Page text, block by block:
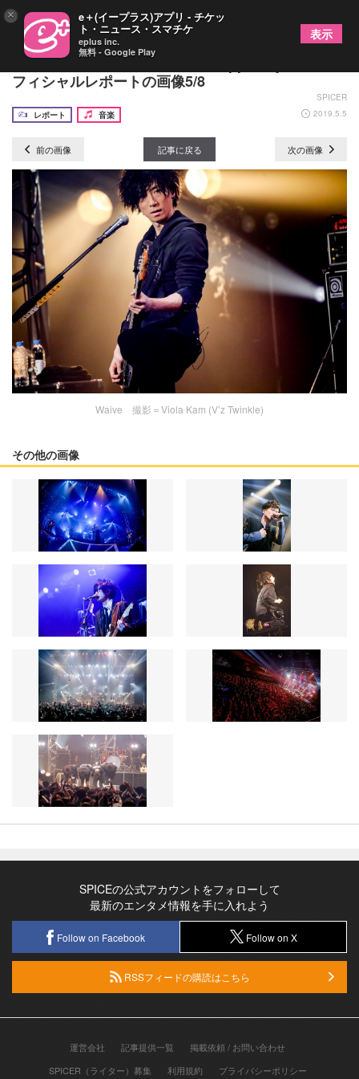
Waive キャリア最大キャパのZepp Tokyo公演オ
フィシャルレポートの画像5/8
SPICER
レポート
音楽 2019.5.5
前の画像 記事に戻る 次の画像
Waive 撮影＝Viola Kam (V’z Twinkle)
その他の画像
SPICEの公式アカウントをフォローして
最新のエンタメ情報を手に入れよう
Follow on Facebook Follow on X
RSSフィードの購読はこちら
運営会社 記事提供一覧
掲載依頼 / お問い合わせ
SPICER（ライター）募集
利用規約 プライバシーポリシー
× e＋(イープラス)アプリ - チケッ
ト・ニュース・スマチケ
eplus inc.
無料 - Google Play
表示